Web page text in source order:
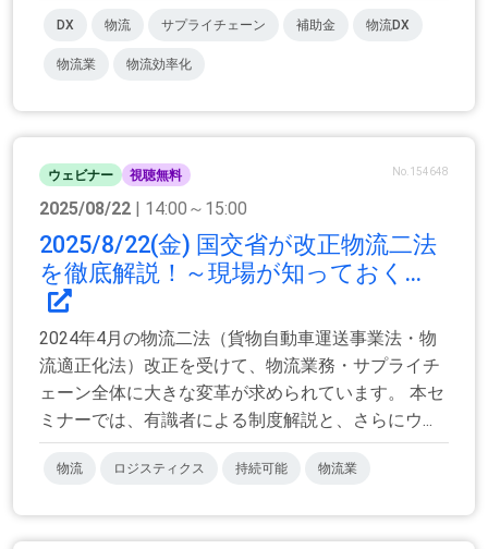
DX 物流 サプライチェーン 補助金 物流DX
物流業 物流効率化
ウェビナー 視聴無料 No.154648
2025/08/22 | 14:00～15:00
2025/8/22(金) 国交省が改正物流二法
を徹底解説！～現場が知っておく...
2024年4月の物流二法（貨物自動車運送事業法・物
流適正化法）改正を受けて、物流業務・サプライチ
ェーン全体に大きな変革が求められています。 本セ
ミナーでは、有識者による制度解説と、さらにウ...
物流 ロジスティクス 持続可能 物流業